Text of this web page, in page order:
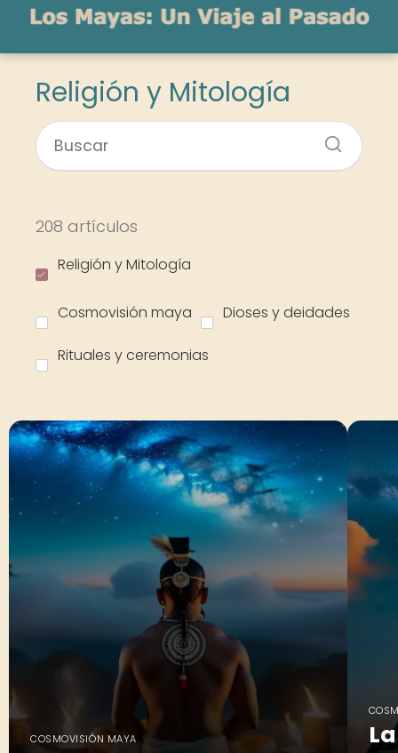
Religión y Mitología
208 artículos
Religión y Mitología
Cosmovisión maya Dioses y deidades
Rituales y ceremonias
COSMOVISIÓN MAYA